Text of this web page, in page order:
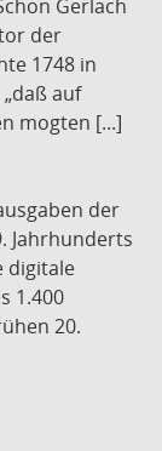
Gerlach
der
1748 in
auf
mogten [...]
der
Jahrhunderts
digitale
1.400
20.